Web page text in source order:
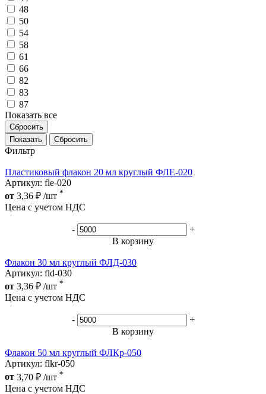
48
50
54
58
61
66
82
83
87
Показать все
Сбросить
Сбросить
Фильтр
Пластиковый флакон 20 мл круглый ФЛЕ-020
Артикул: fle-020
от 3,36 ₽ /шт *
Цена с учетом НДС
-
+
В корзину
Флакон 30 мл круглый ФЛД-030
Артикул: fld-030
от 3,36 ₽ /шт *
Цена с учетом НДС
-
+
В корзину
Флакон 50 мл круглый ФЛКр-050
Артикул: flkr-050
от 3,70 ₽ /шт *
Цена с учетом НДС